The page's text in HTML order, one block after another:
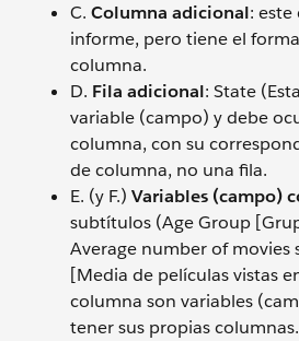
C. Columna adicional:
informe, pero tiene el
columna.
D. Fila adicional: State
variable (campo) y debe
columna, con su
de columna, no una fila.
E. (y F.) Variables (campo)
subtítulos (Age Group
Average number of movies
[Media de películas vistas
columna son variables
tener sus propias columnas.